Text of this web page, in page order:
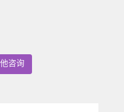
咨询